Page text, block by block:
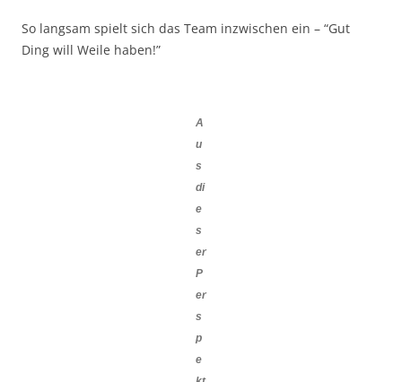
So langsam spielt sich das Team inzwischen ein – “Gut
Ding will Weile haben!”
A
u
s
di
e
s
er
P
er
s
p
e